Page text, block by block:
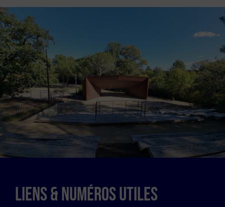
LIENS & NUMÉROS UTILES